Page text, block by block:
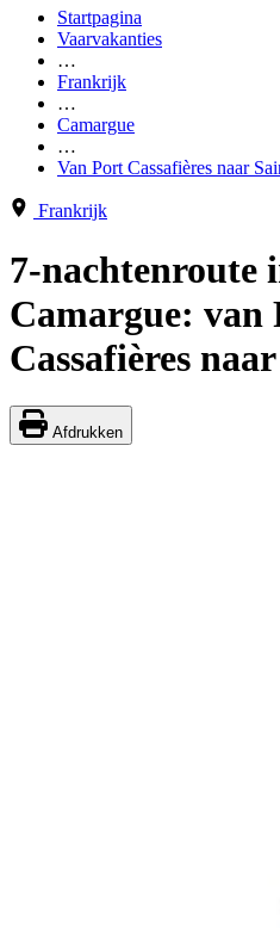
Startpagina
Vaarvakanties
…
Frankrijk
…
Camargue
…
Van Port Cassafières naar
Frankrijk
7-nachtenroute
Camargue: van
Cassafières
Afdrukken